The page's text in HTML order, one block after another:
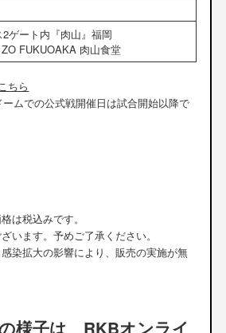
2ゲート内『肉山』福岡
FUKUOAKA 肉山食堂
ちら
ムでの公式戦開催日は試合開始以降で
は税込みです。
います。予めご了承ください。
染拡大の影響により、販売の実施が無
様子は RKBオンライ